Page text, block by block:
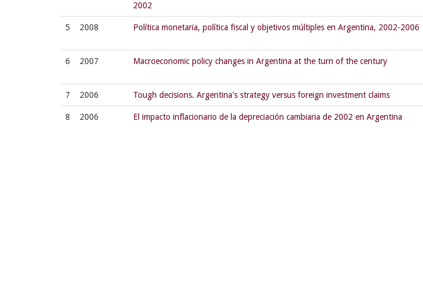
2002
5 2008 Política monetaria, política fiscal y objetivos múltiples en Argentina, 2002-2006
6 2007 Macroeconomic policy changes in Argentina at the turn of the century
7 2006 Tough decisions. Argentina's strategy versus foreign investment claims
8 2006 El impacto inflacionario de la depreciación cambiaria de 2002 en Argentina